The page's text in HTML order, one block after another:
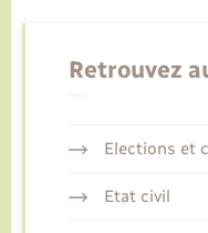
Retrouvez
Elections et
Etat civil